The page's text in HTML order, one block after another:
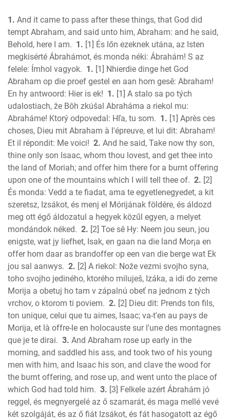
2 Kings
1 Chronicles
2 Chronicles
Ezra
Nehemiah
Esther
Job
Psalms
Proverbs
Ecclesiastes
S of Solomon
Isaiah
Jeremiah
Lamentations
Ezekiel
Daniel
Hosea
Joel
Amos
Obadiah
Jonah
Micah
Nahum
Habakkuk
Zephaniah
Haggai
Zechariah
New Testament
Malachi
1. And it came to pass after these things, that God did
tempt Abraham, and said unto him, Abraham: and he said,
Behold, here I am. 1. [1] És lőn ezeknek utána, az Isten
megkisérté Ábrahámot, és monda néki: Ábrahám! S az
felele: Ímhol vagyok. 1. [1] Nhierdie dinge het God
Abraham op die proef gestel en aan hom gesê: Abraham!
En hy antwoord: Hier is ek! 1. [1] A stalo sa po tých
udalostiach, že Bôh zkúšal Abraháma a riekol mu:
Abraháme! Ktorý odpovedal: Hľa, tu som. 1. [1] Après ces
choses, Dieu mit Abraham à l'épreuve, et lui dit: Abraham!
Et il répondit: Me voici! 2. And he said, Take now thy son,
thine only son Isaac, whom thou lovest, and get thee into
the land of Moriah; and offer him there for a burnt offering
upon one of the mountains which I will tell thee of. 2. [2]
És monda: Vedd a te fiadat, ama te egyetlenegyedet, a kit
szeretsz, Izsákot, és menj el Mórijának földére, és áldozd
meg ott égő áldozatul a hegyek közűl egyen, a melyet
mondándok néked. 2. [2] Toe sê Hy: Neem jou seun, jou
enigste, wat jy liefhet, Isak, en gaan na die land Mor¡a en
offer hom daar as brandoffer op een van die berge wat Ek
jou sal aanwys. 2. [2] A riekol: Nože vezmi svojho syna,
toho svojho jediného, ktorého miluješ, Izáka, a idi do zeme
Morija a obetuj ho tam v zápalnú obeť na jednom z tých
vrchov, o ktorom ti poviem. 2. [2] Dieu dit: Prends ton fils,
ton unique, celui que tu aimes, Isaac; va-t'en au pays de
Morija, et là offre-le en holocauste sur l'une des montagnes
que je te dirai. 3. And Abraham rose up early in the
morning, and saddled his ass, and took two of his young
men with him, and Isaac his son, and clave the wood for
the burnt offering, and rose up, and went unto the place of
which God had told him. 3. [3] Felkele azért Ábrahám jó
reggel, és megnyergelé az ő szamarát, és maga mellé vevé
két szolgáját, és az ő fiát Izsákot, és fát hasogatott az égő